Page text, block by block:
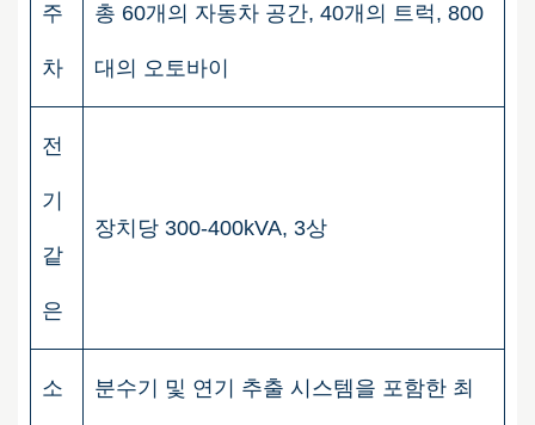
주
차
총 60개의 자동차 공간, 40개의 트럭, 800
대의 오토바이
전
기
같
은
장치당 300-400kVA, 3상
소 분수기 및 연기 추출 시스템을 포함한 최